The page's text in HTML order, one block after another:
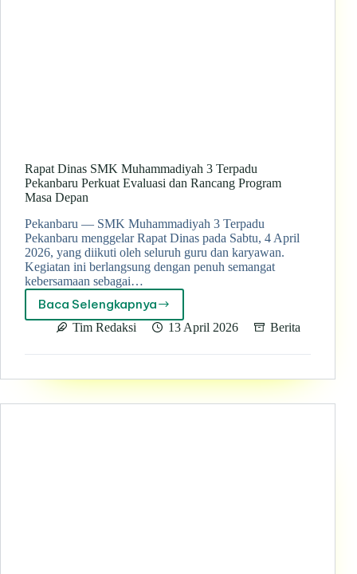
Rapat Dinas SMK Muhammadiyah 3 Terpadu
Pekanbaru Perkuat Evaluasi dan Rancang Program
Masa Depan
Pekanbaru — SMK Muhammadiyah 3 Terpadu
Pekanbaru menggelar Rapat Dinas pada Sabtu, 4 April
2026, yang diikuti oleh seluruh guru dan karyawan.
Kegiatan ini berlangsung dengan penuh semangat
kebersamaan sebagai…
Baca Selengkapnya
Rapat
Dinas
Muhammadiyah
Terpadu
Pekanbaru
Tim Redaksi 13 April 2026 Berita